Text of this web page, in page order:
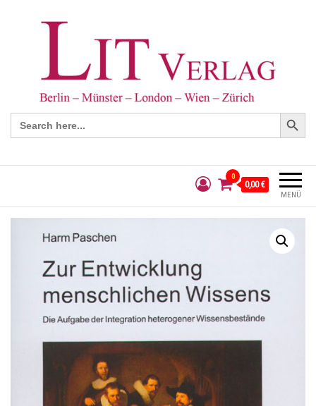
Search
for:
Search Button
MENÜ
0
0,00 €